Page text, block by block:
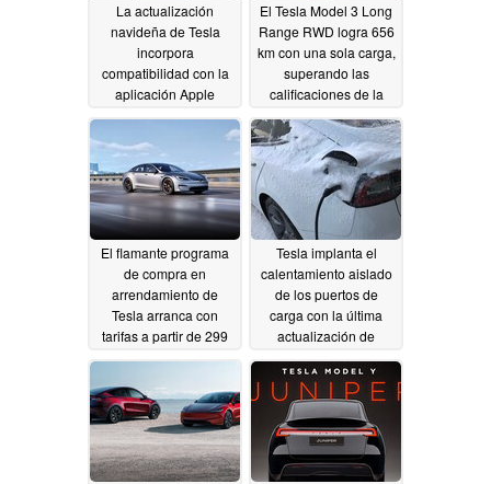
La actualización
navideña de Tesla
incorpora
compatibilidad con la
aplicación Apple
Watch y tráfico en
conectividad gratuita
12/02/2024
El Tesla Model 3 Long
Range RWD logra 656
km con una sola carga,
superando las
calificaciones de la
EPA12/02/2024
El flamante programa
de compra en
arrendamiento de
Tesla arranca con
tarifas a partir de 299
dólares al mes
Tesla implanta el
calentamiento aislado
de los puertos de
carga con la última
actualización de
software11/29/2024